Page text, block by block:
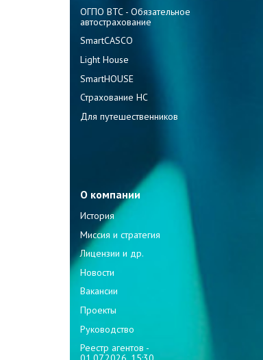
ОГПО ВТС - Обязательное
автострахование
SmartCASCO
Light House
SmartHOUSE
Страхование НС
Для путешественников
О компании
История
Миссия и стратегия
Лицензии и др.
Новости
Вакансии
Проекты
Руководство
Реестр агентов -